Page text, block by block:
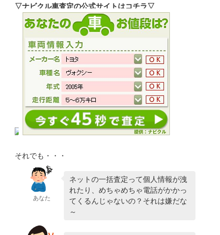
▽ナビクル車査定の公式サイトはコチラ▽
それでも・・・
あなた
ネットの一括査定って個人情報が洩
れたり、めちゃめちゃ電話がかかっ
てくるんじゃないの？それは嫌だな
～